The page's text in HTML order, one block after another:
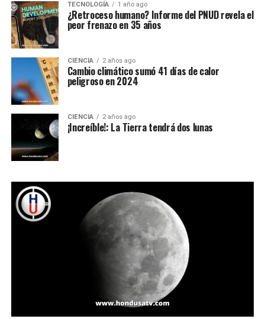
TECNOLOGÍA 1 año ago
¿Retroceso humano? Informe del PNUD revela el
peor frenazo en 35 años
CIENCIA 2 años ago
Cambio climático sumó 41 días de calor
peligroso en 2024
CIENCIA 2 años ago
¡Increíble!: La Tierra tendrá dos lunas